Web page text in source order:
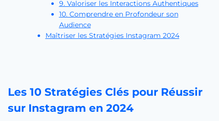
9. Valoriser les Interactions Authentiques
10. Comprendre en Profondeur son
Audience
Maîtriser les Stratégies Instagram 2024
Les 10 Stratégies Clés pour Réussir
sur Instagram en 2024